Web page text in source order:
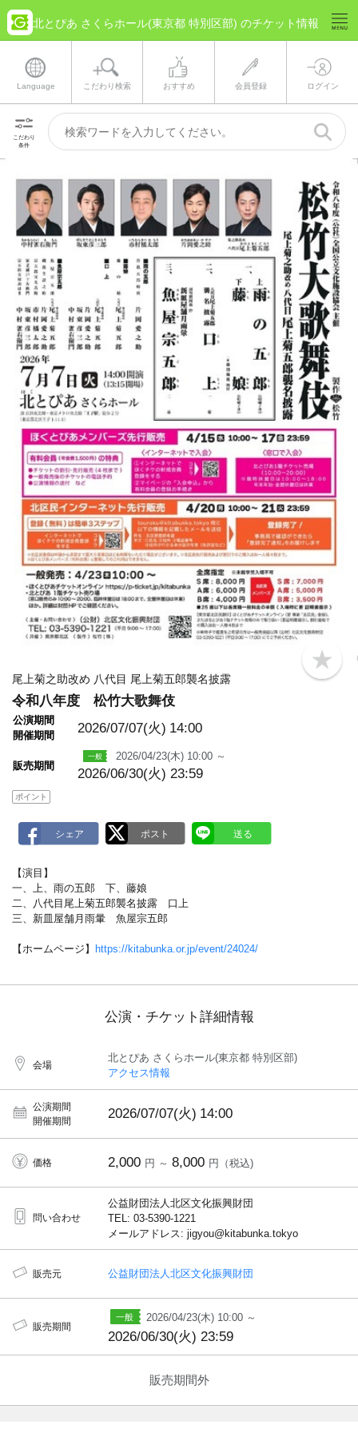
北とぴあ さくらホール(東京都 特別区部) のチケット情報
Language こだわり検索 おすすめ 会員登録 ログイン
こだわり
条件
b
o
尾上菊之助改め 八代目 尾上菊五郎襲名披露
令和八年度 松竹大歌舞伎
公演期間
開催期間
2026/07/07(火) 14:00
販売期間
2026/04/23(木) 10:00 ～
2026/06/30(火) 23:59
ポイント
【演目】
一、上、雨の五郎 下、藤娘
二、八代目尾上菊五郎襲名披露 口上
三、新皿屋舗月雨暈 魚屋宗五郎
【ホームページ】 https://kitabunka.or.jp/event/24024/
公演・チケット詳細情報
会場
北とぴあ さくらホール(東京都 特別区部)
アクセス情報
公演期間
開催期間
2026/07/07(火) 14:00
価格 2,000 円 ～ 8,000 円（税込)
問い合わせ
公益財団法人北区文化振興財団
TEL: 03-5390-1221
メールアドレス: jigyou@kitabunka.tokyo
販売元 公益財団法人北区文化振興財団
販売期間
2026/04/23(木) 10:00 ～
2026/06/30(火) 23:59
販売期間外